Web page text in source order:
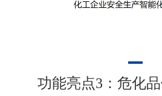
功能亮点3：危化